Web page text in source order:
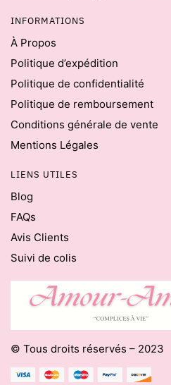
INFORMATIONS
À Propos
Politique d’expédition
Politique de confidentialité
Politique de remboursement
Conditions générale de vente
Mentions Légales
LIENS UTILES
Blog
FAQs
Avis Clients
Suivi de colis
© Tous droits réservés – 2023